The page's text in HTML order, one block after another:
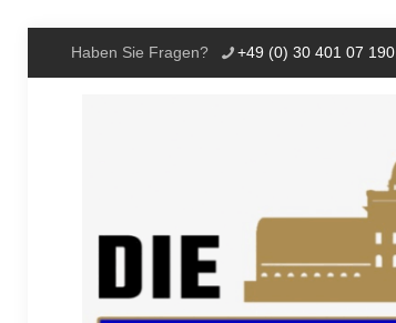
Haben Sie Fragen? +49 (0) 30 401 07 190